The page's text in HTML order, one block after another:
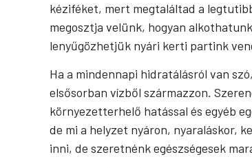
kéziféket, mert megtaláltad a
megosztja velünk, hogyan
lenyűgözhetjük nyári kerti partink
Ha a mindennapi hidratálásról van
elsősorban vízből származzon.
környezetterhelő hatással és egyéb
de mi a helyzet nyáron, nyaraláskor,
inni, de szeretnénk egészségesek